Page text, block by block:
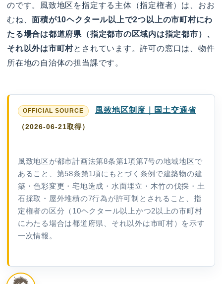
のです。風致地区を指定する主体（指定権者）は、おお
むね、面積が10ヘクタール以上で2つ以上の市町村にわ
たる場合は都道府県（指定都市の区域内は指定都市）、
それ以外は市町村とされています。許可の窓口は、物件
所在地の自治体の担当課です。
風致地区制度｜国土交通省
（2026-06-21取得）
風致地区が都市計画法第8条第1項第7号の地域地区で
あること、第58条第1項にもとづく条例で建築物の建
築・色彩変更・宅地造成・水面埋立・木竹の伐採・土
石採取・屋外堆積の7行為が許可制とされること、指
定権者の区分（10ヘクタール以上かつ2以上の市町村
にわたる場合は都道府県、それ以外は市町村）を示す
一次情報。